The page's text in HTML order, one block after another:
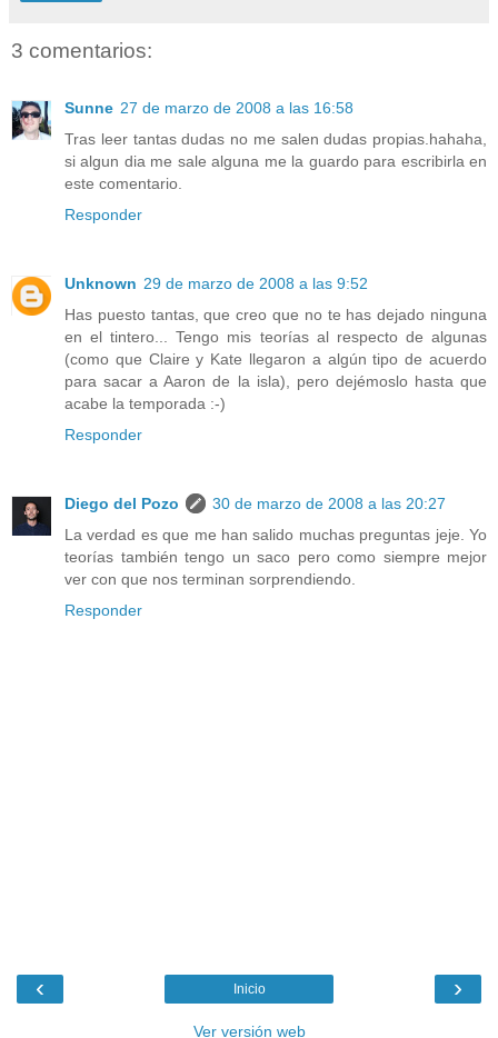
3 comentarios:
Sunne 27 de marzo de 2008 a las 16:58
Tras leer tantas dudas no me salen dudas propias.hahaha,
si algun dia me sale alguna me la guardo para escribirla en
este comentario.
Responder
Unknown 29 de marzo de 2008 a las 9:52
Has puesto tantas, que creo que no te has dejado ninguna
en el tintero... Tengo mis teorías al respecto de algunas
(como que Claire y Kate llegaron a algún tipo de acuerdo
para sacar a Aaron de la isla), pero dejémoslo hasta que
acabe la temporada :-)
Responder
Diego del Pozo
30 de marzo de 2008 a las 20:27
La verdad es que me han salido muchas preguntas jeje. Yo
teorías también tengo un saco pero como siempre mejor
ver con que nos terminan sorprendiendo.
Responder
‹ ›
Inicio
Ver versión web